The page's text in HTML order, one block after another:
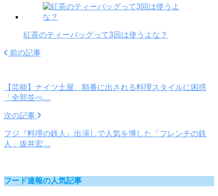
紅茶のティーバッグって3回は使うよな？
前の記事
【芸能】ナイツ土屋、順番に出される料理スタイルに困惑
「全部並べ…
次の記事
フジ『料理の鉄人』出演しで人気を博した「フレンチの鉄
人」坂井宏…
フード速報の人気記事